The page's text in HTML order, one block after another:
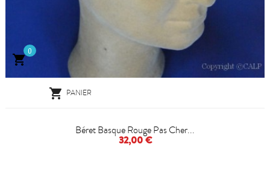
 PANIER
Béret Basque Rouge Pas Cher...
32,00 €

0